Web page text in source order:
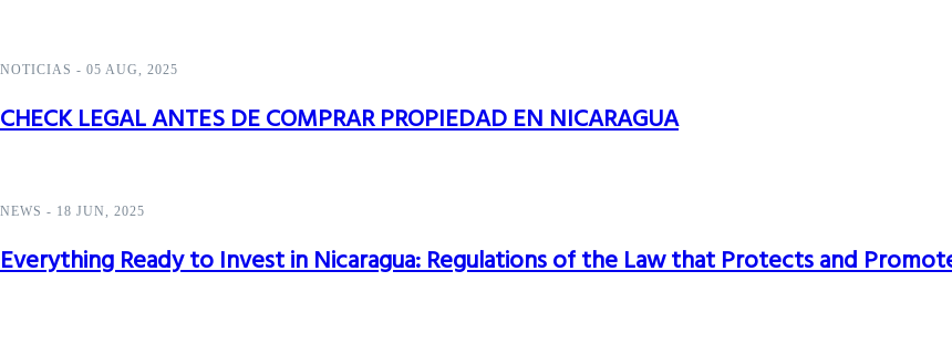
NOTICIAS - 05 AUG, 2025
CHECK LEGAL ANTES DE COMPRAR PROPIEDAD EN NICARAGUA
NEWS - 18 JUN, 2025
Everything Ready to Invest in Nicaragua: Regulations of the Law that Protects and